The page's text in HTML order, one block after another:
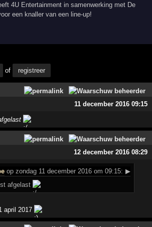
4U Entertainment in samenwerking met De
een knaller van een line-up!
of registreer
11 december 2016 09:15
12 december 2016 08:29
op zondag 11 december 2016 om 09:15: ▶
afgelast
april 2017